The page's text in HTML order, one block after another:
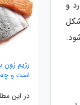
و
رژیم زون
است و چه
در این